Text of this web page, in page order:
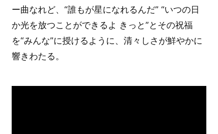
ー曲なれど、“誰もが星になれるんだ” “いつの日
か光を放つことができるよ きっと”とその祝福
を“みんな”に授けるように、清々しさが鮮やかに
響きわたる。